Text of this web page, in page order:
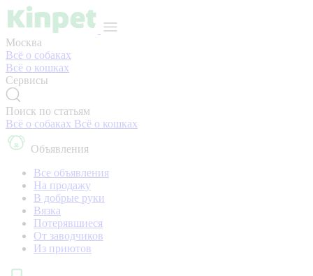
Москва
Всё о собаках
Всё о кошках
Сервисы
Поиск по статьям
Всё о собаках Всё о кошках
Объявления
Все объявления
На продажу
В добрые руки
Вязка
Потерявшиеся
От заводчиков
Из приютов